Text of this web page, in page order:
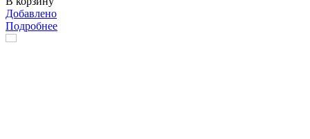
Добавлено
Подробнее